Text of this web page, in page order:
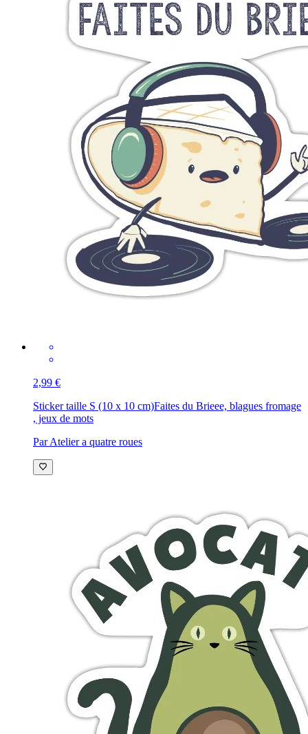
2,99 €
Sticker taille S (10 x 10 cm)Faites du Brieee, blagues fromage
, jeux de mots
Par Atelier a quatre roues